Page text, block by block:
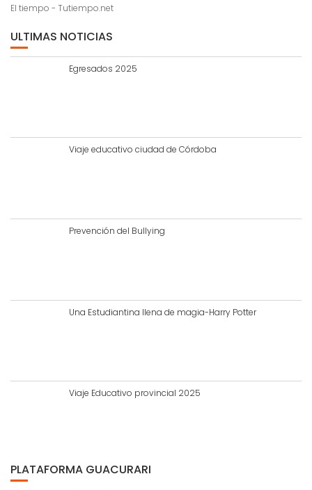
El tiempo - Tutiempo.net
ULTIMAS NOTICIAS
Egresados 2025
Viaje educativo ciudad de Córdoba
Prevención del Bullying
Una Estudiantina llena de magia-Harry Potter
Viaje Educativo provincial 2025
PLATAFORMA GUACURARI